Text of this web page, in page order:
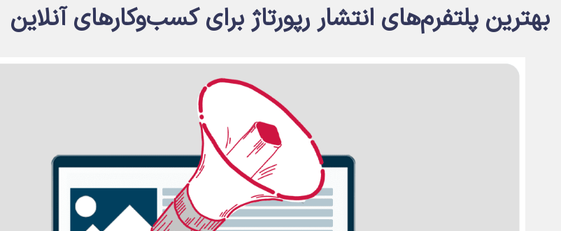
بهترین پلتفرم‌های انتشار رپورتاژ برای کسب‌وکارهای آنلاین